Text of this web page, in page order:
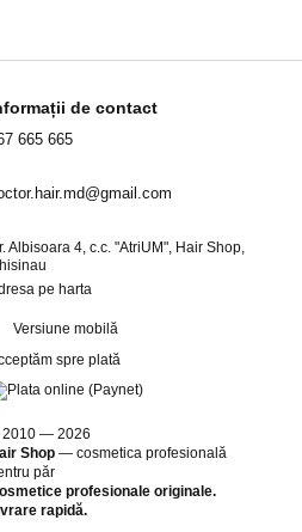
de contact
665 665
Albisoara 4, c.c. "AtriUM", Hair Shop,
pe harta
Versiune mobilă
spre plată
— 2026
Shop —cosmetica profesională
păr
profesionale originale.
rapidă.